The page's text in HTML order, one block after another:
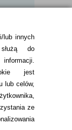
lub innych
do
jest
lub celów,
ze